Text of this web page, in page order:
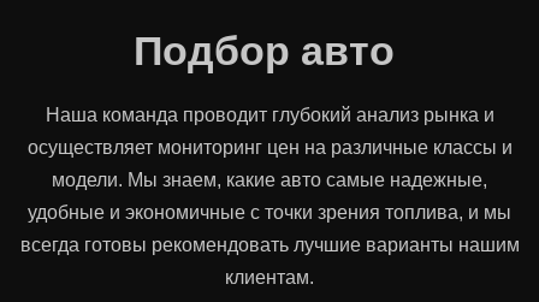
Подбор авто
Наша команда проводит глубокий анализ рынка и
осуществляет мониторинг цен на различные классы и
модели. Мы знаем, какие авто самые надежные,
удобные и экономичные с точки зрения топлива, и мы
всегда готовы рекомендовать лучшие варианты нашим
клиентам.